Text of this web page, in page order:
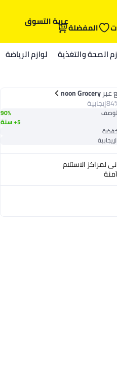
المفضلةعربة التسوق
الصحة والتغذية لوازم الرياضة
عبرnoon Grocery
إيجابية
90%
5+ سنة
لمراكز الاستلام